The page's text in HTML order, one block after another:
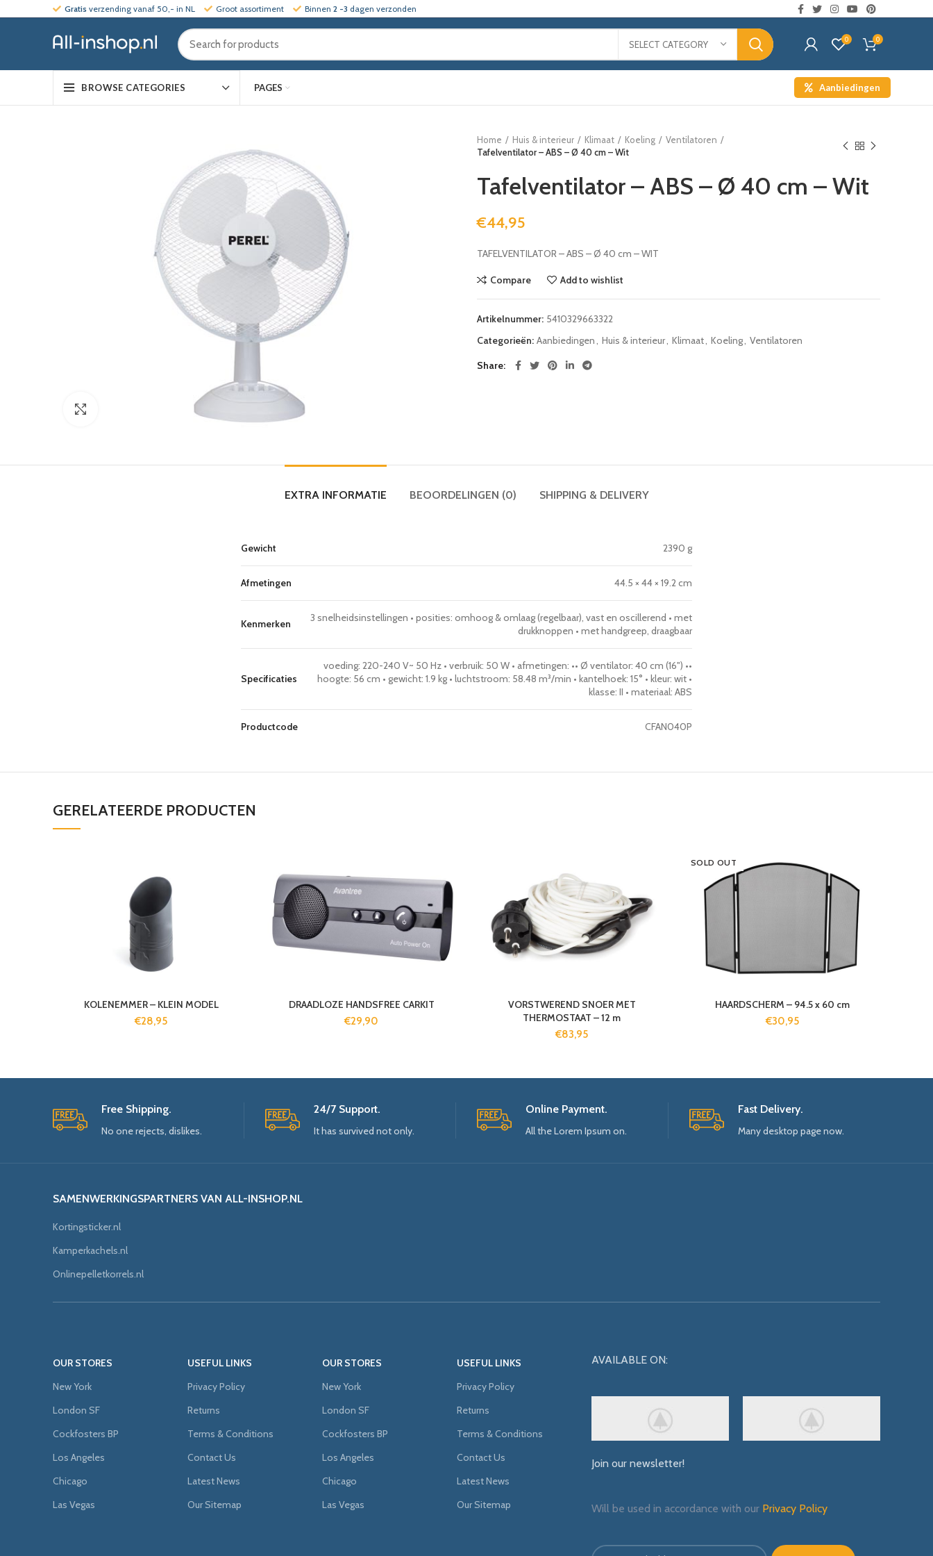
Gratis verzending vanaf 50,- in NL Groot assortiment Binnen 2 -3 dagen verzonden
SELECT CATEGORY 0 0
BROWSE CATEGORIES PAGES Aanbiedingen
Home Huis & interieur Klimaat Koeling
Ventilatoren
Tafelventilator – ABS – Ø 40 cm – Wit
Tafelventilator – ABS – Ø 40 cm – Wit
€44,95
TAFELVENTILATOR – ABS – Ø 40 cm – WIT
Compare Add to wishlist
Artikelnummer: 5410329663322
Categorieën: Aanbiedingen, Huis & interieur, Klimaat, Koeling, Ventilatoren
Share
EXTRA INFORMATIE BEOORDELINGEN (0) SHIPPING & DELIVERY
Gewicht 2390 g
Afmetingen 44.5 × 44 × 19.2 cm
Kenmerken
3 snelheidsinstellingen • posities: omhoog & omlaag (regelbaar), vast en oscillerend • met
drukknoppen • met handgreep, draagbaar
Specificaties
voeding: 220-240 V~ 50 Hz • verbruik: 50 W • afmetingen: •• Ø ventilator: 40 cm (16") ••
hoogte: 56 cm • gewicht: 1.9 kg • luchtstroom: 58.48 m³/min • kantelhoek: 15° • kleur: wit •
klasse: II • materiaal: ABS
Productcode CFAN040P
GERELATEERDE PRODUCTEN
KOLENEMMER – KLEIN MODEL
€28,95
DRAADLOZE HANDSFREE CARKIT
€29,90
VORSTWEREND SNOER MET
THERMOSTAAT – 12 m
€83,95
SOLD OUT
HAARDSCHERM – 94.5 x 60 cm
€30,95
Free Shipping.
No one rejects, dislikes.
24/7 Support.
It has survived not only.
Online Payment.
All the Lorem Ipsum on.
Fast Delivery.
Many desktop page now.
SAMENWERKINGSPARTNERS VAN ALL-INSHOP.NL
Kortingsticker.nl
Kamperkachels.nl
Onlinepelletkorrels.nl
OUR STORES
New York
London SF
Cockfosters BP
Los Angeles
Chicago
Las Vegas
USEFUL LINKS
Privacy Policy
Returns
Terms & Conditions
Contact Us
Latest News
Our Sitemap
OUR STORES
New York
London SF
Cockfosters BP
Los Angeles
Chicago
Las Vegas
USEFUL LINKS
Privacy Policy
Returns
Terms & Conditions
Contact Us
Latest News
Our Sitemap
AVAILABLE ON:
Join our newsletter!
Will be used in accordance with our Privacy Policy